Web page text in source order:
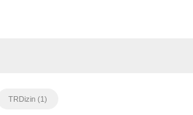
TRDizin (1)